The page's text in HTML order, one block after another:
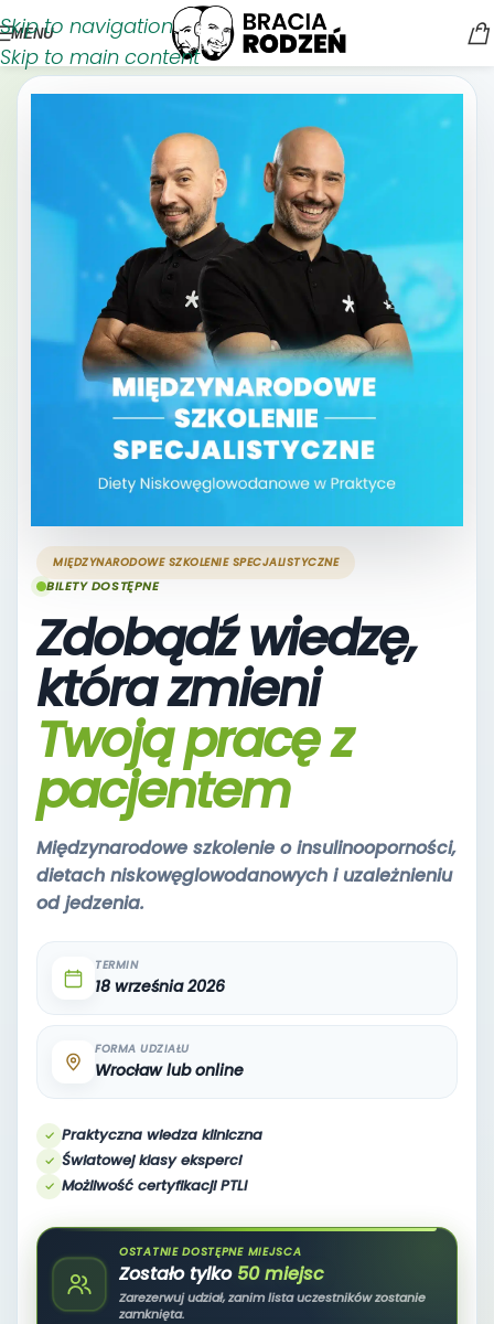
Skip to navigation
Skip to main content
MENU
MIĘDZYNARODOWE SZKOLENIE SPECJALISTYCZNE
BILETY DOSTĘPNE
Zdobądź wiedzę,
która zmieni
Twoją pracę z
pacjentem
Międzynarodowe szkolenie o insulinooporności,
dietach niskowęglowodanowych i uzależnieniu
od jedzenia.
TERMIN
18 września 2026
FORMA UDZIAŁU
Wrocław lub online
Praktyczna wiedza kliniczna
Światowej klasy eksperci
Możliwość certyfikacji PTLI
OSTATNIE DOSTĘPNE MIEJSCA
Zostało tylko 50 miejsc
Zarezerwuj udział, zanim lista uczestników zostanie
zamknięta.